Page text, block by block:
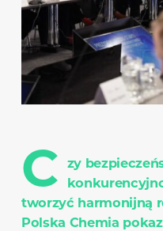
C zy
tworzyć harmonijną
Polska Chemia